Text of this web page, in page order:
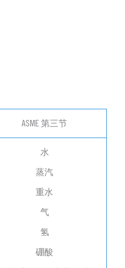
ASME 第三节
水
蒸汽
重水
气
氢
硼酸